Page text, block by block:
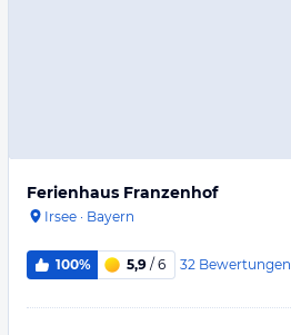
Ferienhaus Franzenhof
Irsee · Bayern
100% 5,9 / 6 32 Bewertungen